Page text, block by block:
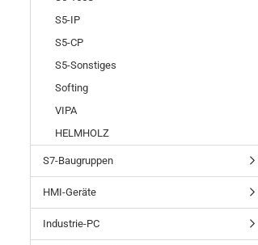
S5-IP
S5-CP
S5-Sonstiges
Softing
VIPA
HELMHOLZ
S7-Baugruppen
HMI-Geräte
Industrie-PC